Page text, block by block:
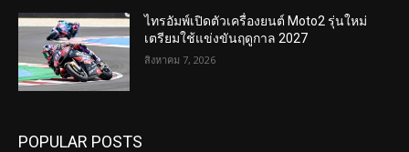
ไทรอัมพ์เปิดตัวเครื่องยนต์ Moto2 รุ่นใหม่
เตรียมใช้แข่งขันฤดูกาล 2027
สิงหาคม 7, 2026
POPULAR POSTS